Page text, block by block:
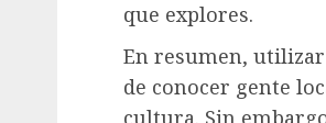
que explores.
En resumen,
de conocer gente
cultura. Sin